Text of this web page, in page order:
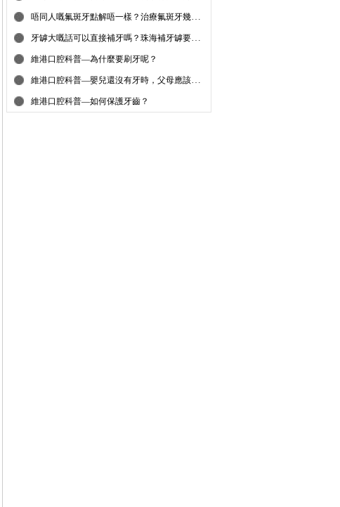
唔同人嘅氟斑牙點解唔一樣？治療氟斑牙幾錢？牙貼片同瓷牙套價錢
牙罅大嘅話可以直接補牙嗎？珠海補牙罅要幾錢咧？
維港口腔科普—為什麼要刷牙呢？
維港口腔科普—嬰兒還沒有牙時，父母應該注意什麼呢？
維港口腔科普—如何保護牙齒？